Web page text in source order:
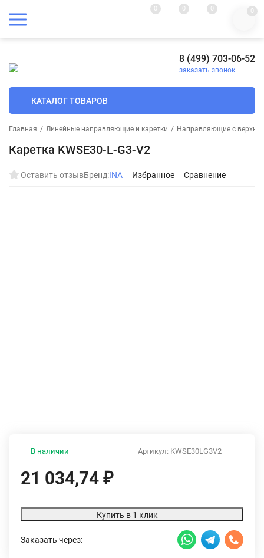
0 0 0 0
8 (499) 703-06-52
заказать звонок
КАТАЛОГ ТОВАРОВ
Главная / Линейные направляющие и каретки / Направляющие с
Каретка KWSE30-L-G3-V2
Оставить отзывБренд:INA Избранное Сравнение
Артикул: KWSE30LG3V2
В наличии
21 034,74 ₽
Купить в 1 клик
Заказать через: